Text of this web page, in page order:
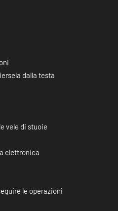
dalla testa
vele di stuoie
elettronica
le operazioni